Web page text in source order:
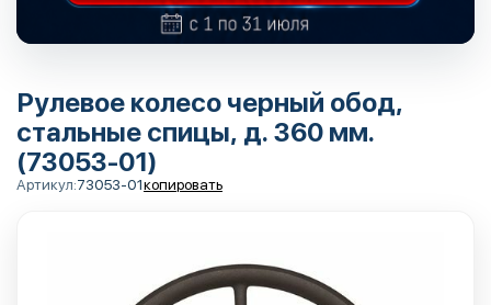
Рулевое колесо черный обод,
стальные спицы, д. 360 мм.
(73053-01)
Артикул:73053-01копировать